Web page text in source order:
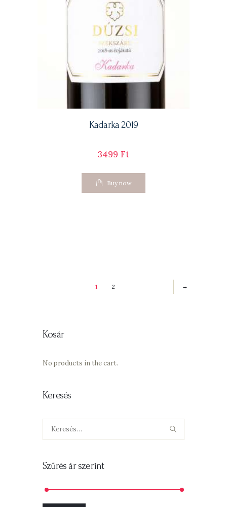
Kadarka 2019
3499 Ft
Buy now
1 2 →
Kosár
No products in the cart.
Keresés
Keresés:
Szűrés ár szerint